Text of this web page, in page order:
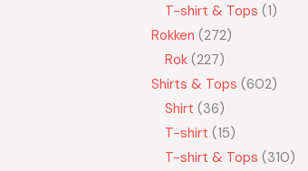
T-shirt & Tops 1
Rokken 272
Rok 227
Shirts & Tops 602
Shirt 36
T-shirt 15
T-shirt & Tops 310